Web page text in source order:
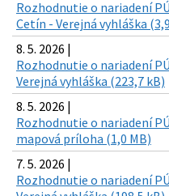
Rozhodnutie o nariadení
Cetín - Verejná vyhláška
8. 5. 2026 |
Rozhodnutie o nariadení
Verejná vyhláška (223,7 kB)
8. 5. 2026 |
Rozhodnutie o nariadení
mapová príloha (1,0 MB)
7. 5. 2026 |
Rozhodnutie o nariadení